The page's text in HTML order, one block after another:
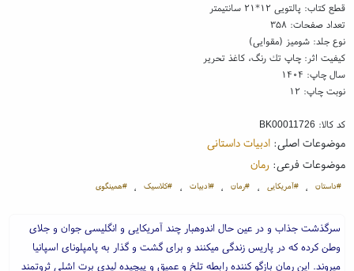
قطع کتاب: پالتویی ۱۲*۲۱ سانتیمتر
تعداد صفحات: ۳۵۸
نوع جلد: شومیز (مقوایی)
کیفیت اثر: چاپ تك رنگ، کاغذ تحریر
سال چاپ: ۱۴۰۴
نوبت چاپ: ۱۲
کد کالا: BK00011726
موضوعات اصلی:ادبیات داستانی
موضوعات فرعی: رمان
#داستان ، #آمریکایی ، #رمان ، #ادبیات ، #کلاسیک ، #همینگوی
سرگذشت جذاب و در عین حال اندوهبار چند آمریکایی و انگلیسی جوان و جلای
وطن کرده که در پاریس زندگی میکنند و برای گشت و گذار به پامپلونای اسپانیا
میروند. این رمان بازگو کننده رابطه تلخ و عمیق و پیچیده لیدی برت اشلی ثروتمند